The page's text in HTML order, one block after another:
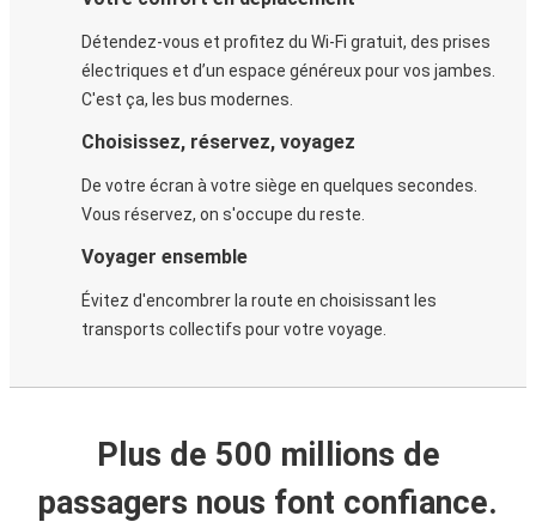
Détendez-vous et profitez du Wi-Fi gratuit, des prises
électriques et d’un espace généreux pour vos jambes.
C'est ça, les bus modernes.
Choisissez, réservez, voyagez
De votre écran à votre siège en quelques secondes.
Vous réservez, on s'occupe du reste.
Voyager ensemble
Évitez d'encombrer la route en choisissant les
transports collectifs pour votre voyage.
Plus de 500 millions de
passagers nous font confiance.